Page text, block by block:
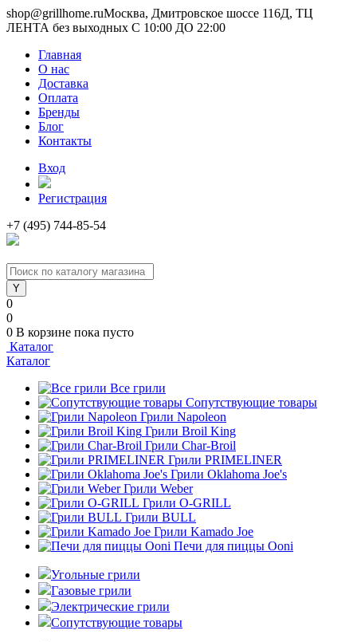
shop@grillhome.ruМосква, Дмитровское шоссе 116Д, ТЦ
ЛЕНТА без выходных С 10:00 ДО 22:00
Главная
О нас
Доставка
Оплата
Бренды
Блог
Контакты
Вход
Регистрация
+7 (495) 744-85-54
0
0
0 В корзине пока пусто
Каталог
Каталог
Все грили
Сопутствующие товары
Грили Napoleon
Грили Broil King
Грили Char-Broil
Грили PRIMELINER
Грили Oklahoma Joe's
Грили Weber
Грили O-GRILL
Грили BULL
Грили Kamado Joe
Печи для пиццы Ooni
Угольные грили
Газовые грили
Электрические грили
Сопутствующие товары